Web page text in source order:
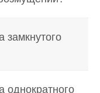
замкнутого
однократного